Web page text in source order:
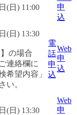
(日) 11:00
申
込
(日) 13:30
の場合
連絡欄に
希望内容」
い。
電
話
申
込
Web
申
込
(日) 13:30
Web
申